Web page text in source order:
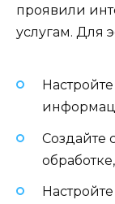
проявили
услугам. Для
Создайте